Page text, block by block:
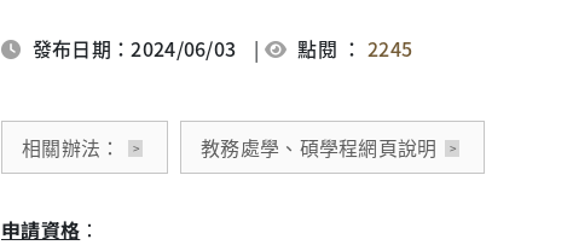
發布日期：2024/06/03 | 點閱 ：2245
相關辦法： 教務處學、碩學程網頁說明
申請資格 ：